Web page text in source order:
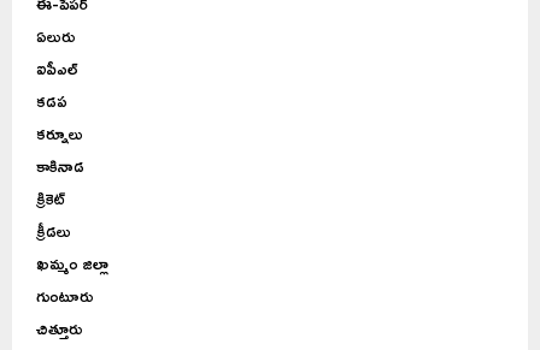
ఏలురు
ఐపీఎల్
కడప
కర్నూలు
కాకినాడ
క్రికెట్
క్రీడలు
ఖమ్మం జిల్లా
గుంటూరు
చిత్తూరు